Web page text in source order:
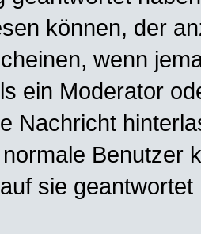
können, der
wenn
ein Moderator
Nachricht
Benutzer
sie geantwortet